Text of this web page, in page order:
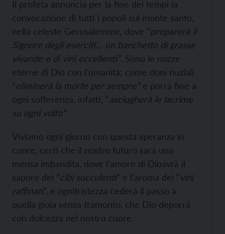
Il profeta annuncia per la fine dei tempi la
convocazione di tutti i popoli sul monte santo,
nella celeste Gerusalemme, dove “preparerà il
Signore degli eserciti… un banchetto di grasse
vivande e di vini eccellenti”. Sono le nozze
eterne di Dio con l’umanità; come doni nuziali
“eliminerà la morte per sempre”e porrà fine a
ogni sofferenza, infatti, “asciugherà le lacrime
su ogni volto”.
Viviamo ogni giorno con questa speranza in
cuore, certi che il nostro futuro sarà una
mensa imbandita, dove l’amore di Dioavrà il
sapore dei “cibi succulenti” e l’aroma dei “ vini
raffinati”, e ognitristezza cederà il passo a
quella gioia senza tramonto, che Dio deporrà
con dolcezza nel nostro cuore.